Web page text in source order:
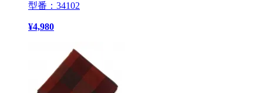
型番：34102
¥4,980